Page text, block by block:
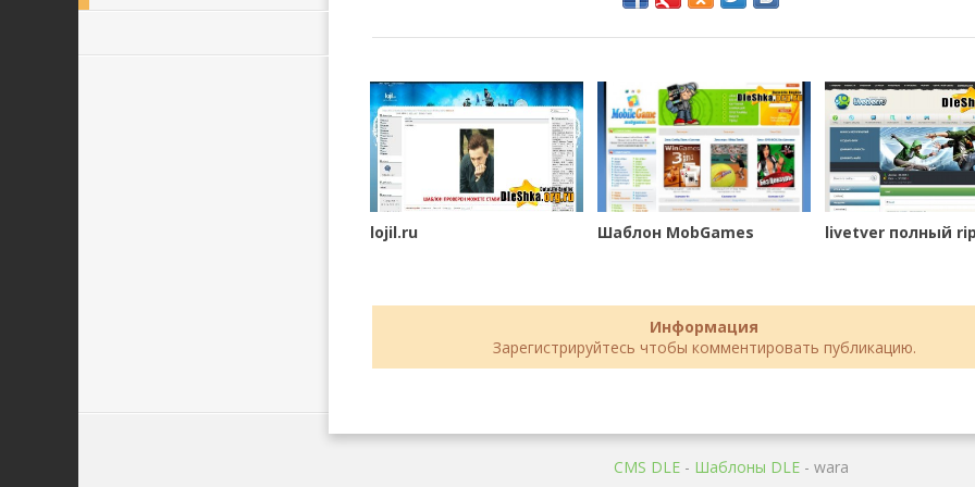
lojil.ru Шаблон MobGames livetver полный
Информация
Зарегистрируйтесь чтобы комментировать публикацию.
CMS DLE - Шаблоны DLE - wara